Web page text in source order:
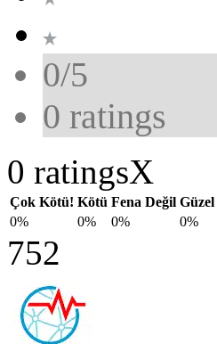
0/5
0 ratings
0 ratingsX
Çok Kötü! Kötü Fena Değil Güzel
0%
0% 0% 0%
752